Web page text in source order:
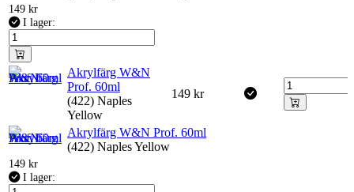
149 kr
I lager:
Akrylfärg W&N
Prof. 60ml
(422) Naples
Yellow
149 kr
Akrylfärg W&N Prof. 60ml
(422) Naples Yellow
149 kr
I lager: